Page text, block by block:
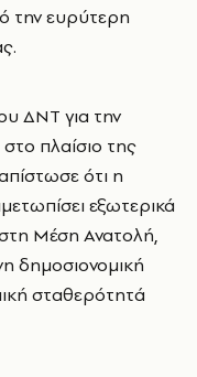
την ευρύτερη
ΔΝΤ για την
πλαίσιο της
ότι η
εξωτερικά
Μέση Ανατολή,
δημοσιονομική
σταθερότητά